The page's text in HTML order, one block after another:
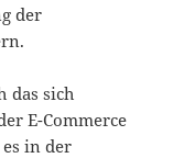
der
das sich
E-Commerce
in der